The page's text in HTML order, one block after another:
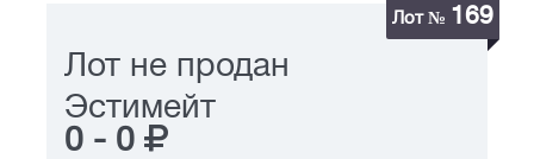
Лот № 169
Лот не продан
Эстимейт
0 - 0